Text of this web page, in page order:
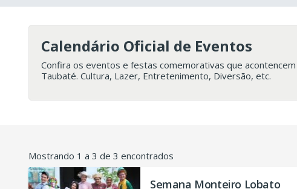
Calendário Oficial de Eventos
Confira os eventos e festas comemorativas que
Taubaté. Cultura, Lazer, Entretenimento, Diversão, etc.
Mostrando 1 a 3 de 3 encontrados
Semana Monteiro Lobato